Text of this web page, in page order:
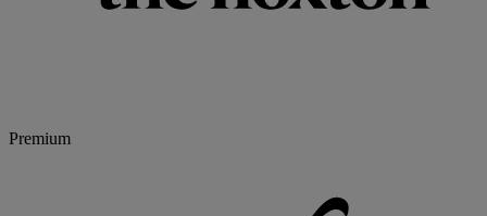
Premium